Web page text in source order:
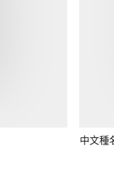
中文種